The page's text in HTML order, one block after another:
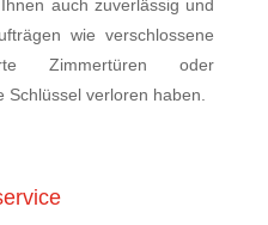
auch zuverlässig und
wie verschlossene
Zimmertüren oder
verloren haben.